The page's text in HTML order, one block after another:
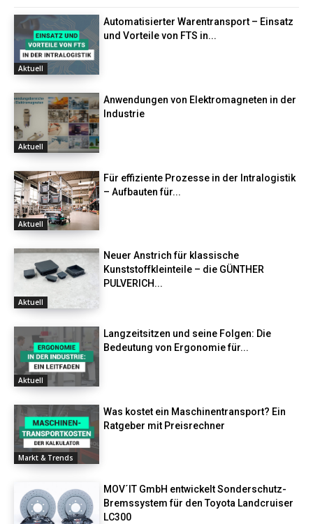
Aktuell
Automatisierter Warentransport – Einsatz
und Vorteile von FTS in...
Aktuell
Anwendungen von Elektromagneten in der
Industrie
Aktuell
Für effiziente Prozesse in der Intralogistik
– Aufbauten für...
Aktuell
Neuer Anstrich für klassische
Kunststoffkleinteile – die GÜNTHER
PULVERICH...
Aktuell
Langzeitsitzen und seine Folgen: Die
Bedeutung von Ergonomie für...
Markt & Trends
Was kostet ein Maschinentransport? Ein
Ratgeber mit Preisrechner
MOV´IT GmbH entwickelt Sonderschutz-
Bremssystem für den Toyota Landcruiser
LC300